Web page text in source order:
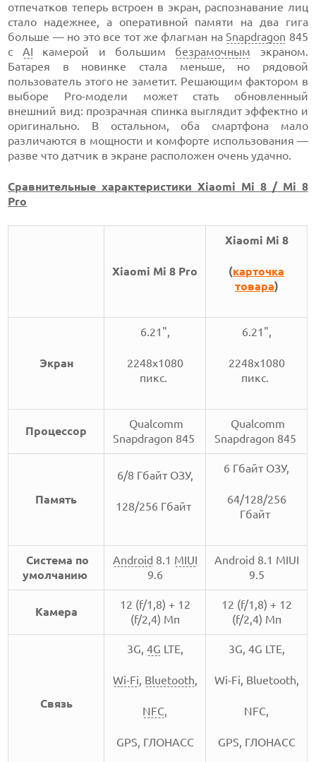
отпечатков теперь встроен в экран, распознавание лиц
стало надежнее, а оперативной памяти на два гига
больше — но это все тот же флагман наSnapdragon 845
с AI камерой и большим безрамочным экраном.
Батарея в новинке стала меньше, но рядовой
пользователь этого не заметит. Решающим фактором в
выборе Pro-модели может стать обновленный
внешний вид: прозрачная спинка выглядит эффектно и
оригинально. В остальном, оба смартфона мало
различаются в мощности и комфорте использования —
разве что датчик в экране расположен очень удачно.
Сравнительные характеристики Xiaomi Mi 8 / Mi 8
Pro
Xiaomi Mi 8 Pro
Xiaomi Mi 8
(карточка
товара)
Экран
6.21",
2248x1080
пикс.
6.21",
2248x1080
пикс.
Процессор
Qualcomm
Snapdragon 845
Qualcomm
Snapdragon 845
Память
6/8 Гбайт ОЗУ,
128/256 Гбайт
6 Гбайт ОЗУ,
64/128/256
Гбайт
Система по
умолчанию
Android 8.1 MIUI
9.6
Android 8.1 MIUI
9.5
Камера
12 (f/1,8) + 12
(f/2,4) Мп
12 (f/1,8) + 12
(f/2,4) Мп
Связь
3G, 4G LTE,
Wi-Fi, Bluetooth,
NFC,
GPS, ГЛОНАСС
3G, 4G LTE,
Wi-Fi, Bluetooth,
NFC,
GPS, ГЛОНАСС